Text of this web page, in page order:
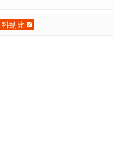
科纳比